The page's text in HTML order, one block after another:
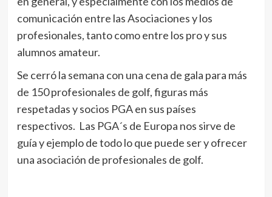
comunicación entre las Asociaciones y los
profesionales, tanto como entre los pro y sus
alumnos amateur.
Se cerró la semana con una cena de gala para más
de 150 profesionales de golf, figuras más
respetadas y socios PGA en sus países
respectivos. Las PGA´s de Europa nos sirve de
guía y ejemplo de todo lo que puede ser y ofrecer
una asociación de profesionales de golf.